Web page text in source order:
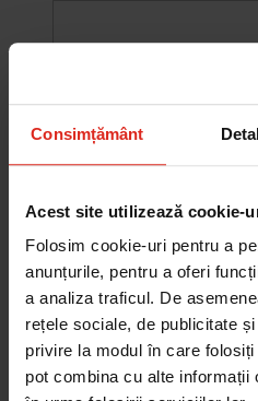
Consimțământ
Acest site utilizează cookie-
Folosim cookie-uri pentru a
anunțurile, pentru a oferi
a analiza traficul. De
rețele sociale, de publicitate
privire la modul în care
pot combina cu alte informații
-10%
Chiuveta Maris MRG 610-
was 2.580,20 RON Pret